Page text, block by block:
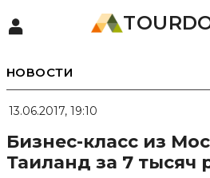
НОВОСТИ
13.06.2017, 19:10
Бизнес-класс из
Таиланд за 7 тысяч